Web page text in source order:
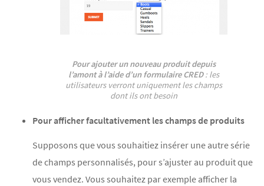
Pour ajouter un nouveau produit depuis
l’amont à l’aide d’un formulaire CRED: les
utilisateurs verront uniquement les champs
dont ils ont besoin
Pour afficher facultativement les champs de produits
Supposons que vous souhaitiez insérer une autre série
de champs personnalisés, pour s’ajuster au produit que
vous vendez. Vous souhaitez par exemple afficher la